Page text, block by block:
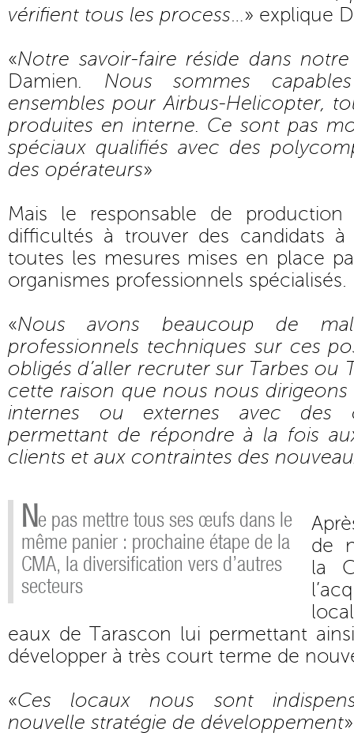
vérifient tous les process…» explique
«Notre savoir-faire réside dans
Damien. Nous sommes
ensembles pour Airbus-Helicopter,
produites en interne. Ce sont pas
spéciaux qualifiés avec des
des opérateurs»
Mais le responsable de
difficultés à trouver des candidats à
toutes les mesures mises en place
organismes professionnels spécialisés.
«Nous avons beaucoup de
professionnels techniques sur ces
obligés d’aller recruter sur Tarbes ou
cette raison que nous nous
internes ou externes avec des
permettant de répondre à la fois
clients et aux contraintes des
Ne pas mettre tous ses œufs dans le
même panier : prochaine étape de la
CMA, la diversification vers d’autres
secteurs
de
la
eaux de Tarascon lui permettant
développer à très court terme de
«Ces locaux nous sont
nouvelle stratégie de développement